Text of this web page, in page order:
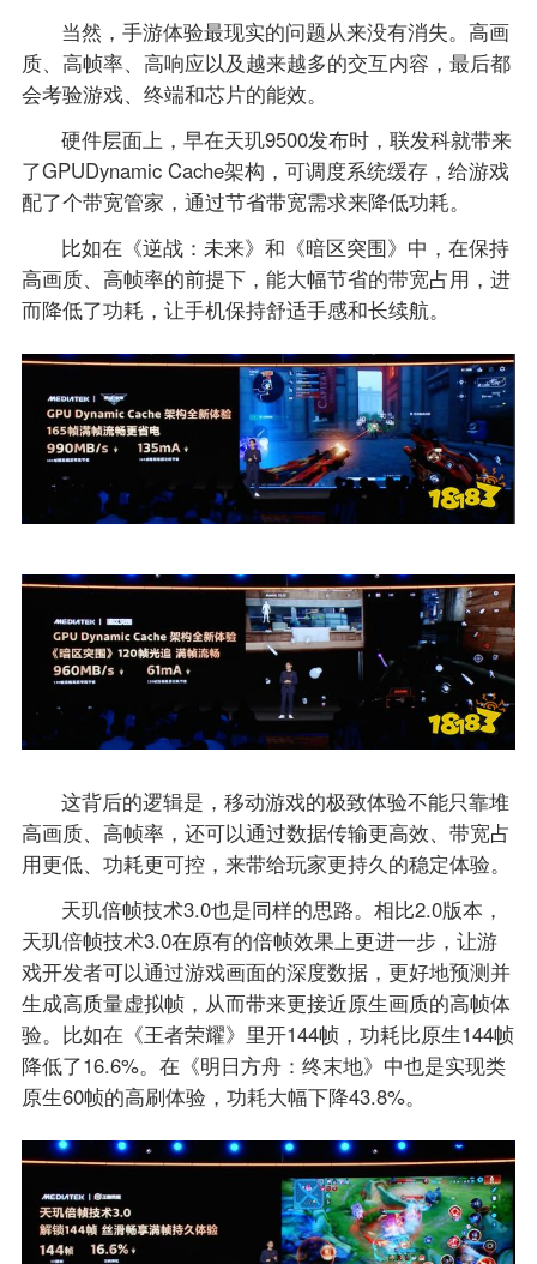
当然，手游体验最现实的问题从来没有消失。高画
质、高帧率、高响应以及越来越多的交互内容，最后都
会考验游戏、终端和芯片的能效。
硬件层面上，早在天玑9500发布时，联发科就带来
了GPUDynamic Cache架构，可调度系统缓存，给游戏
配了个带宽管家，通过节省带宽需求来降低功耗。
比如在《逆战：未来》和《暗区突围》中，在保持
高画质、高帧率的前提下，能大幅节省的带宽占用，进
而降低了功耗，让手机保持舒适手感和长续航。
这背后的逻辑是，移动游戏的极致体验不能只靠堆
高画质、高帧率，还可以通过数据传输更高效、带宽占
用更低、功耗更可控，来带给玩家更持久的稳定体验。
天玑倍帧技术3.0也是同样的思路。相比2.0版本，
天玑倍帧技术3.0在原有的倍帧效果上更进一步，让游
戏开发者可以通过游戏画面的深度数据，更好地预测并
生成高质量虚拟帧，从而带来更接近原生画质的高帧体
验。比如在《王者荣耀》里开144帧，功耗比原生144帧
降低了16.6%。在《明日方舟：终末地》中也是实现类
原生60帧的高刷体验，功耗大幅下降43.8%。